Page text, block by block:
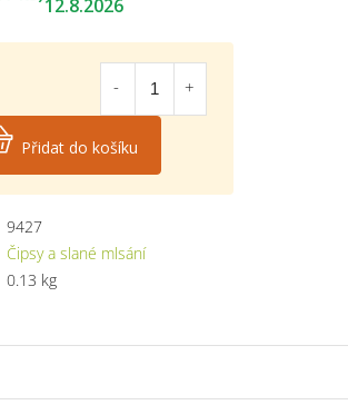
12.8.2026
9427
Čipsy a slané mlsání
0.13 kg
Přidat do košíku